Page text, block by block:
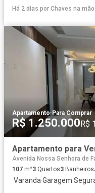
Há 2 dias por Chaves na mão
Apartamento· Para Comprar
R$ 1.250.000R$
Avenida Nossa Senhora de
107 m²3 Quartos3 Banheiros
·Varanda·Garagem·